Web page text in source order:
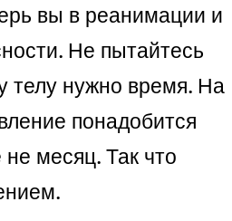
вы в реанимации и
Не пытайтесь
телу нужно время. На
понадобится
месяц. Так что